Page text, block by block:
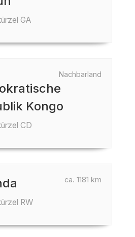
GA
Nachbarland
Kongo
CD
ca. 1181 km
RW